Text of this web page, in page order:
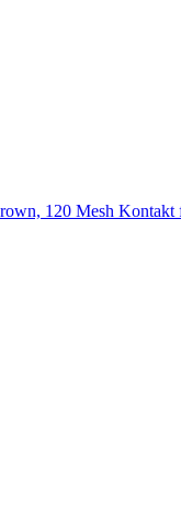
120 Mesh Kontakt